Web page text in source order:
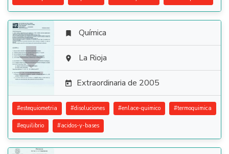

 Química
 La Rioja
 Extraordinaria de 2005
#estequiometria #disoluciones #enlace-quimico #termoquimica
#equilibrio #acidos-y-bases